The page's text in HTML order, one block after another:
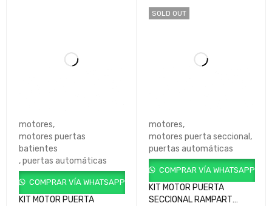
motores,
motores puertas
batientes
,puertas automáticas
COMPRAR VÍA WHATSAPP
KIT MOTOR PUERTA
SOLD OUT
motores,
motores puerta seccional,
puertas automáticas
COMPRAR VÍA WHATSAPP
KIT MOTOR PUERTA
SECCIONAL RAMPART